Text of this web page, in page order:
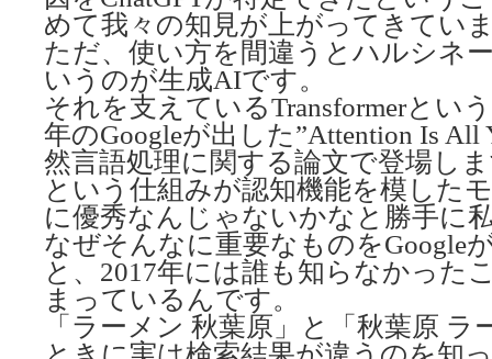
めて我々の知見が上がってきてい
ただ、使い方を間違うとハルシネ
いうのが生成AIです。
それを支えているTransformerとい
年のGoogleが出した”Attention Is All
然言語処理に関する論文で登場し
という仕組みが認知機能を模した
に優秀なんじゃないかなと勝手に
なぜそんなに重要なものをGoogle
と、2017年には誰も知らなかった
まっているんです。
「ラーメン 秋葉原」と「秋葉原